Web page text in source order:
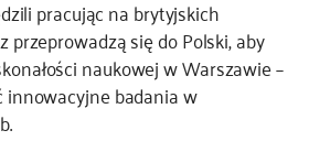
pracując na brytyjskich
przeprowadzą się do Polski, aby
naukowej w Warszawie –
innowacyjne badania w